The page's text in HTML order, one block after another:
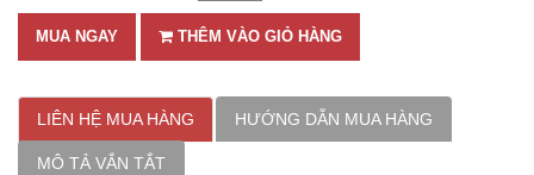
MUA NGAY THÊM VÀO GIỎ HÀNG
LIÊN HỆ MUA HÀNG HƯỚNG DẪN MUA HÀNG
MÔ TẢ VẮN TẮT